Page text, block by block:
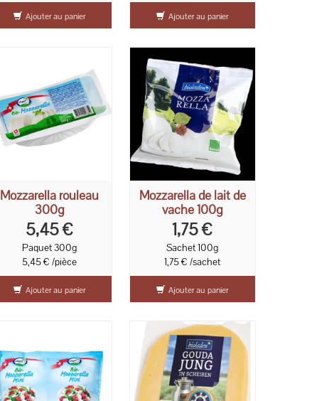
Ajouter au panier Ajouter au panier
Mozzarella rouleau
300g
5,45 €
Paquet 300g
5,45 € /pièce
Ajouter au panier
Mozzarella de lait de
vache 100g
1,75 €
Sachet 100g
1,75 € /sachet
Ajouter au panier